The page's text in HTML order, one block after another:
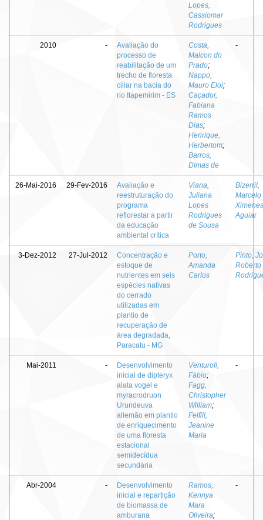
Lopes,
Cassiomar
Rodrigues
2010 -
Avaliação do
processo de
reabilitação de um
trecho de floresta
ciliar na bacia do
rio Itapemirim - ES
Costa,
Malcon do
Prado;
Nappo,
Mauro Eloi;
Caçador,
Fabiana
Ramos
Dias;
Henrique,
Herbertom;
Barros,
Dimas de
-
26-Mai-2016 29-Fev-2016
Avaliação e
reestruturação do
programa
reflorestar a partir
da educação
ambiental crítica
Viana,
Juliana
Lopes
Rodrigues
de Sousa
Bizerril,
Marcelo
Ximenes
Aguiar
3-Dez-2012 27-Jul-2012
Concentração e
estoque de
nutrientes em seis
espécies nativas
do cerrado
utilizadas em
plantio de
recuperação de
área degradada,
Paracatu - MG
Porto,
Amanda
Carlos
Pinto,
Roberto
Mai-2011 -
Desenvolvimento
inicial de dipteryx
alata vogel e
myracrodruon
Urundeuva
allemão em plantio
de enriquecimento
de uma floresta
estacional
semidecídua
secundária
Venturoli,
Fábio;
Fagg,
Christopher
William;
Felfili,
Jeanine
Maria
-
Abr-2004 -
Desenvolvimento
inicial e repartição
de biomassa de
amburana
Ramos,
Kennya
Mara
Oliveira;
-